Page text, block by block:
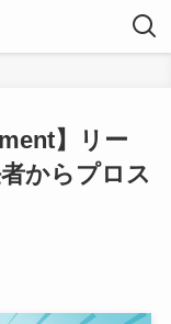
】リー
からプロス